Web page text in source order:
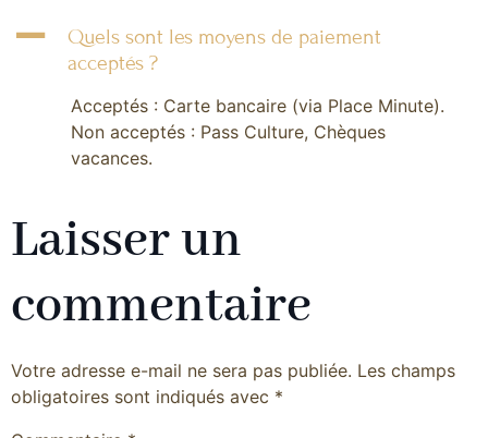
A
Quels sont les moyens de paiement
acceptés ?
Acceptés : Carte bancaire (via Place Minute).
Non acceptés : Pass Culture, Chèques
vacances.
Laisser un
commentaire
Votre adresse e-mail ne sera pas publiée. Les champs
obligatoires sont indiqués avec *